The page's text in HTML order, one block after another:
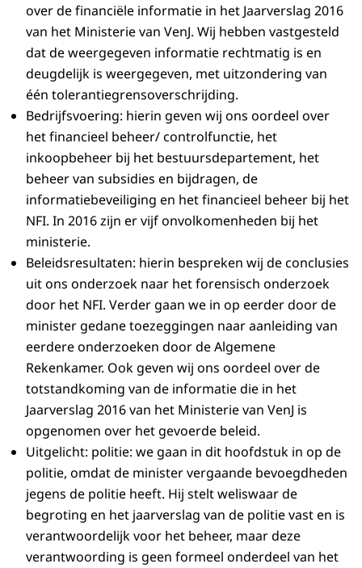
over de financiële informatie in het Jaarverslag 2016
van het Ministerie van VenJ. Wij hebben vastgesteld
dat de weergegeven informatie rechtmatig is en
deugdelijk is weergegeven, met uitzondering van
één tolerantiegrensoverschrijding.
Bedrijfsvoering: hierin geven wij ons oordeel over
het financieel beheer/ controlfunctie, het
inkoopbeheer bij het bestuursdepartement, het
beheer van subsi­dies en bijdragen, de
informatiebeveiliging en het financieel beheer bij het
NFI. In 2016 zijn er vijf onvolkomenheden bij het
ministerie.
Beleidsresultaten: hierin bespreken wij de conclusies
uit ons onderzoek naar het forensisch onderzoek
door het NFI. Verder gaan we in op eerder door de
minister gedane toezeggingen naar aanleiding van
eerdere onderzoeken door de Algemene
Rekenkamer. Ook geven wij ons oordeel over de
totstandkoming van de informatie die in het
Jaarverslag 2016 van het Ministerie van VenJ is
opgenomen over het gevoerde beleid.
Uitgelicht: politie: we gaan in dit hoofdstuk in op de
politie, omdat de minister vergaande bevoegdheden
jegens de politie heeft. Hij stelt weliswaar de
begroting en het jaarverslag van de politie vast en is
verantwoordelijk voor het beheer, maar deze
verantwoording is geen formeel onderdeel van het